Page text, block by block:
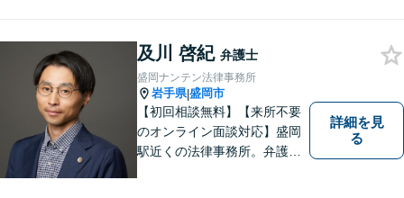
及川 啓紀 弁護士
盛岡ナンテン法律事務所
岩手県|盛岡市
【初回相談無料】【来所不要
のオンライン面談対応】盛岡
駅近くの法律事務所。弁護士
詳細を見
る